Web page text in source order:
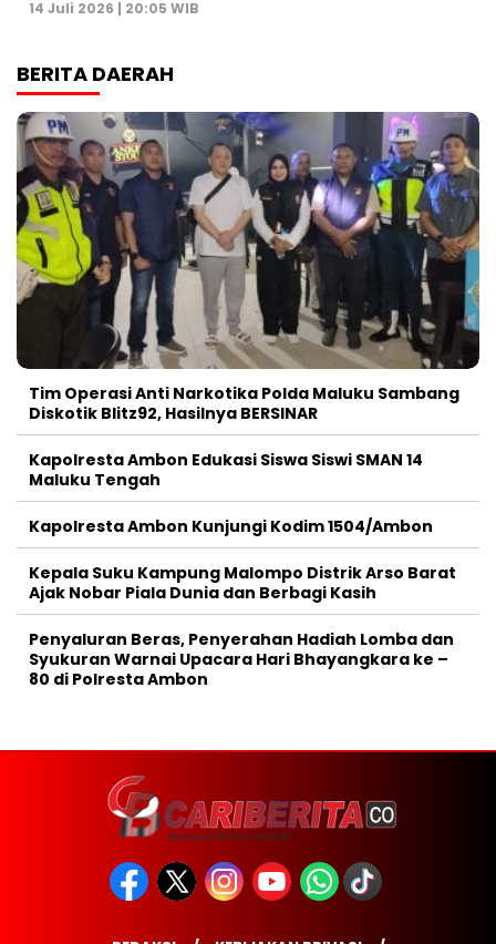
14 Juli 2026 | 20:05 WIB
BERITA DAERAH
Tim Operasi Anti Narkotika Polda Maluku Sambang
Diskotik Blitz92, Hasilnya BERSINAR
Kapolresta Ambon Edukasi Siswa Siswi SMAN 14
Maluku Tengah
Kapolresta Ambon Kunjungi Kodim 1504/Ambon
Kepala Suku Kampung Malompo Distrik Arso Barat
Ajak Nobar Piala Dunia dan Berbagi Kasih
Penyaluran Beras, Penyerahan Hadiah Lomba dan
Syukuran Warnai Upacara Hari Bhayangkara ke –
80 di Polresta Ambon